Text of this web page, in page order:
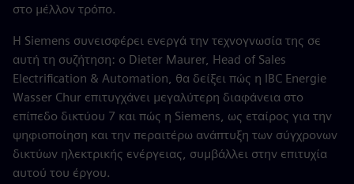
στο μέλλον τρόπο.
Η Siemens συνεισφέρει ενεργά την τεχνογνωσία της σε
αυτή τη συζήτηση: ο Dieter Maurer, Head of Sales
Electrification & Automation, θα δείξει πώς η IBC Energie
Wasser Chur επιτυγχάνει μεγαλύτερη διαφάνεια στο
επίπεδο δικτύου 7 και πώς η Siemens, ως εταίρος για την
ψηφιοποίηση και την περαιτέρω ανάπτυξη των σύγχρονων
δικτύων ηλεκτρικής ενέργειας, συμβάλλει στην επιτυχία
αυτού του έργου.